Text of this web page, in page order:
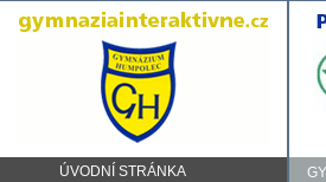
ÚVODNÍ STRÁNKA